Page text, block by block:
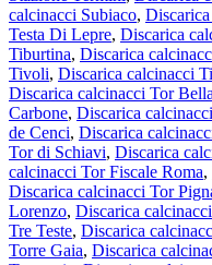
calcinacci Subiaco,
Testa Di Lepre, Discarica
Tiburtina, Discarica
Tivoli, Discarica calcinacci
Discarica calcinacci Tor
Carbone, Discarica
de Cenci, Discarica
Tor di Schiavi, Discarica
calcinacci Tor Fiscale Roma,
Discarica calcinacci Tor
Lorenzo, Discarica
Tre Teste, Discarica
Torre Gaia, Discarica